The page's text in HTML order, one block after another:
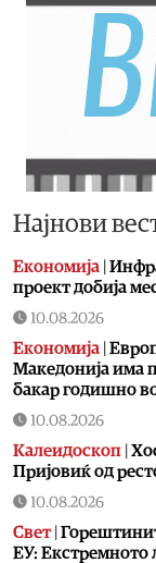
Најнови
Економија
проект добија
10.08.2026
Економија
Македонија има
бакар годишно
10.08.2026
Калеидоскоп
Пријовиќ од
10.08.2026
Свет|
ЕУ: Екстремното